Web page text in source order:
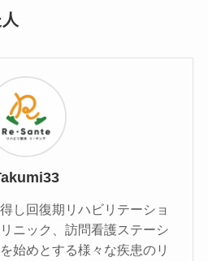
し回復期リハビリテーショ
ニック、訪問看護ステーシ
始めとする様々な疾患のリ